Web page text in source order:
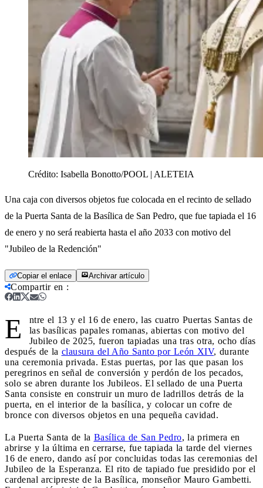
Crédito: Isabella Bonotto/POOL | ALETEIA
Una caja con diversos objetos fue colocada en el recinto de sellado
de la Puerta Santa de la Basílica de San Pedro, que fue tapiada el 16
de enero y no será reabierta hasta el año 2033 con motivo del
"Jubileo de la Redención"
Copiar el enlace Archivar artículo
Compartir en :
E
ntre el 13 y el 16 de enero, las cuatro Puertas Santas de
las basílicas papales romanas, abiertas con motivo del
Jubileo de 2025, fueron tapiadas una tras otra, ocho días
después de la clausura del Año Santo por León XIV, durante
una ceremonia privada. Estas puertas, por las que pasan los
peregrinos en señal de conversión y perdón de los pecados,
solo se abren durante los Jubileos. El sellado de una Puerta
Santa consiste en construir un muro de ladrillos detrás de la
puerta, en el interior de la basílica, y colocar un cofre de
bronce con diversos objetos en una pequeña cavidad.
La Puerta Santa de la Basílica de San Pedro, la primera en
abrirse y la última en cerrarse, fue tapiada la tarde del viernes
16 de enero, dando así por concluidas todas las ceremonias del
Jubileo de la Esperanza. El rito de tapiado fue presidido por el
cardenal arcipreste de la Basílica, monseñor Mauro Gambetti.